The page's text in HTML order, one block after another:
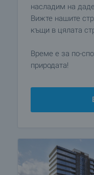
насладим на
Вижте нашите
къщи в цялата
Време е за по-
природата!